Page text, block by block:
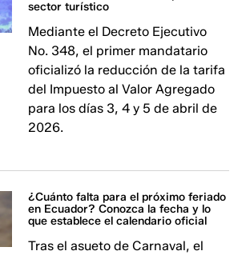
sector turístico
Mediante el Decreto Ejecutivo
No. 348, el primer mandatario
oficializó la reducción de la tarifa
del Impuesto al Valor Agregado
para los días 3, 4 y 5 de abril de
2026.
¿Cuánto falta para el próximo feriado
en Ecuador? Conozca la fecha y lo
que establece el calendario oficial
Tras el asueto de Carnaval, el